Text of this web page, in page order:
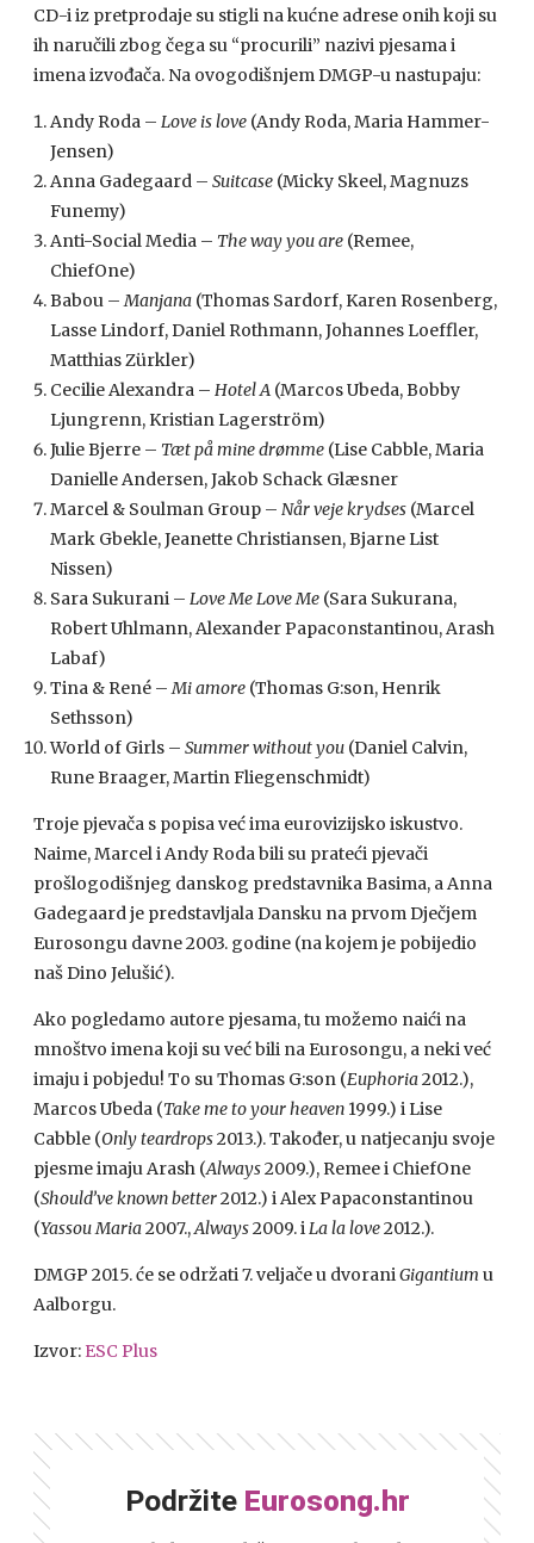
CD-i iz pretprodaje su stigli na kućne adrese onih koji su
ih naručili zbog čega su “procurili” nazivi pjesama i
imena izvođača. Na ovogodišnjem DMGP-u nastupaju:
Andy Roda – Love is love (Andy Roda, Maria Hammer-
Jensen)
Anna Gadegaard – Suitcase (Micky Skeel, Magnuzs
Funemy)
Anti-Social Media – The way you are (Remee,
ChiefOne)
Babou –Manjana (Thomas Sardorf, Karen Rosenberg,
Lasse Lindorf, Daniel Rothmann, Johannes Loeffler,
Matthias Zürkler)
Cecilie Alexandra – Hotel A (Marcos Ubeda, Bobby
Ljungrenn, Kristian Lagerström)
Julie Bjerre – Tæt på mine drømme (Lise Cabble, Maria
Danielle Andersen, Jakob Schack Glæsner
Marcel & Soulman Group – Når veje krydses (Marcel
Mark Gbekle, Jeanette Christiansen, Bjarne List
Nissen)
Sara Sukurani – Love Me Love Me (Sara Sukurana,
Robert Uhlmann, Alexander Papaconstantinou, Arash
Labaf)
Tina & René –Mi amore (Thomas G:son, Henrik
Sethsson)
World of Girls – Summer without you (Daniel Calvin,
Rune Braager, Martin Fliegenschmidt)
Troje pjevača s popisa već ima eurovizijsko iskustvo.
Naime, Marcel i Andy Roda bili su prateći pjevači
prošlogodišnjeg danskog predstavnika Basima, a Anna
Gadegaard je predstavljala Dansku na prvom Dječjem
Eurosongu davne 2003. godine (na kojem je pobijedio
naš Dino Jelušić).
Ako pogledamo autore pjesama, tu možemo naići na
mnoštvo imena koji su već bili na Eurosongu, a neki već
imaju i pobjedu! To su Thomas G:son (Euphoria2012.),
Marcos Ubeda (Take me to your heaven 1999.) i Lise
Cabble (Only teardrops2013.). Također, u natjecanju svoje
pjesme imaju Arash (Always2009.), Remee i ChiefOne
(Should’ve known better2012.) i Alex Papaconstantinou
(Yassou Maria2007.,Always2009. iLa la love2012.).
DMGP 2015. će se održati 7. veljače u dvoraniGigantium u
Aalborgu.
Izvor: ESC Plus
Podržite Eurosong.hr